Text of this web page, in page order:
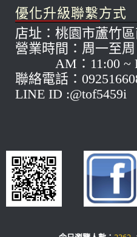
優化升級聯繫方式
店址：桃園市蘆竹
營業時間：周一至周
AM：11:00 ~
聯絡電話：
LINE ID :@tof5459i